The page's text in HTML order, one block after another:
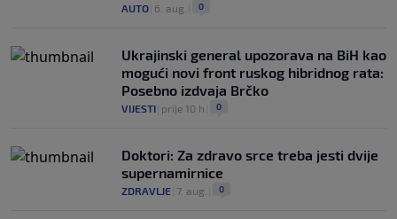
AUTO 6. aug. 0
Ukrajinski general upozorava na BiH kao
mogući novi front ruskog hibridnog rata:
Posebno izdvaja Brčko
VIJESTI prije 10 h 0
Doktori: Za zdravo srce treba jesti dvije
supernamirnice
ZDRAVLJE 7. aug. 0